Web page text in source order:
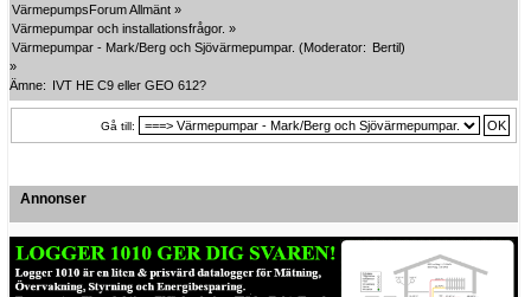
VärmepumpsForum Allmänt »
Värmepumpar och installationsfrågor. »
Värmepumpar - Mark/Berg och Sjövärmepumpar. (Moderator: Bertil)
»
Ämne: IVT HE C9 eller GEO 612?
Gå till:
Annonser